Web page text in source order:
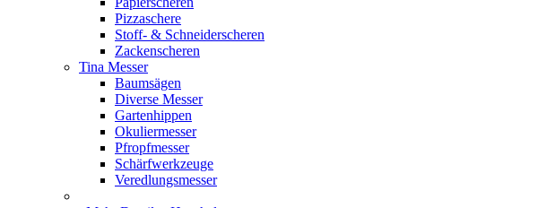
Pizzaschere
Stoff- & Schneiderscheren
Zackenscheren
Tina Messer
Baumsägen
Diverse Messer
Gartenhippen
Okuliermesser
Pfropfmesser
Schärfwerkzeuge
Veredlungsmesser